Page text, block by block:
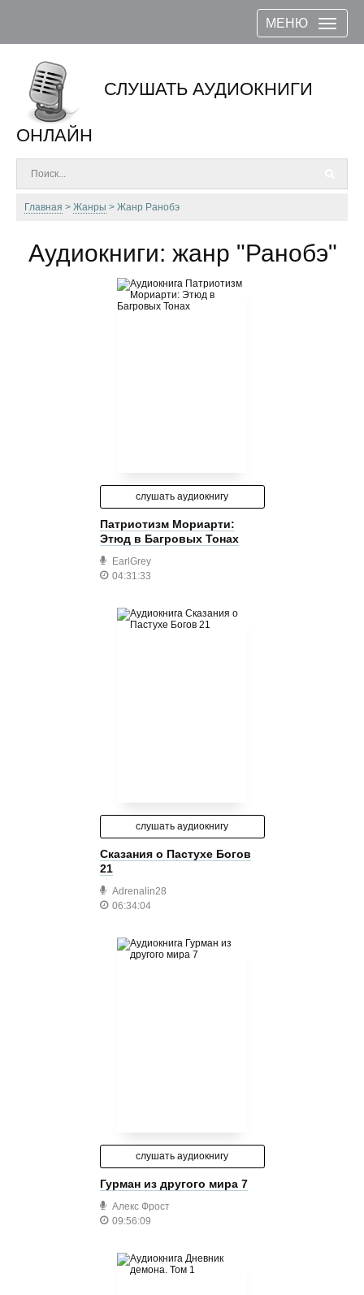
МЕНЮ
СЛУШАТЬ АУДИОКНИГИ
ОНЛАЙН
Главная Жанры Жанр Ранобэ
Аудиокниги: жанр "Ранобэ"
слушать аудиокнигу
Патриотизм Мориарти:
Этюд в Багровых Тонах
EarlGrey
04:31:33
слушать аудиокнигу
Сказания о Пастухе Богов
21
Adrenalin28
06:34:04
слушать аудиокнигу
Гурман из другого мира 7
Алекс Фрост
09:56:09